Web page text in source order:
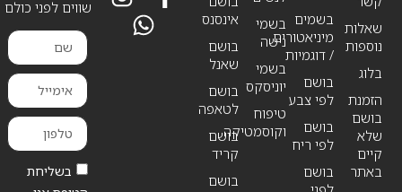
שאלות
נוספות
בלוג
הזמנת
בושם
שלא
קיים
באתר
בשמי
נישה
בשמי
יוניסקס
טיפוח
וקוסמטיקה
בשמים
מיניאטורים
/ דוגמיות
בושם
לפי צבע
בושם
לפי ריח
בושם
אינסנס
בושם
שאנל
בושם
לטאפה
בושם
קריד
בושם
שווים לפני כולם
בשליחת